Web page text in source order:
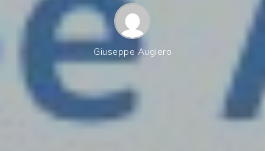
Giuseppe Augiero